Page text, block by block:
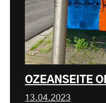
OZEANSEITE
13.04.2023